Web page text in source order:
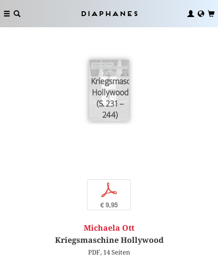
Diaphanes
Kriegsmaschine
Hollywood
(S. 231 –
244)
p
€ 9,95
Michaela Ott
Kriegsmaschine Hollywood
PDF, 14 Seiten